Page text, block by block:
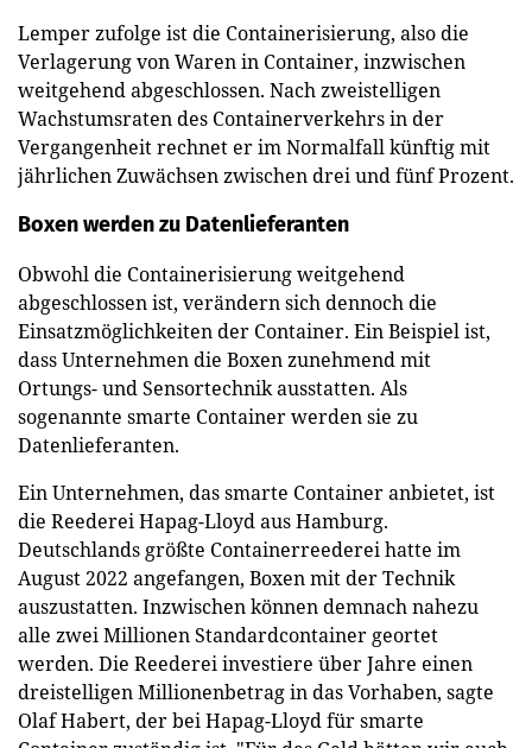
Lemper zufolge ist die Containerisierung, also die
Verlagerung von Waren in Container, inzwischen
weitgehend abgeschlossen. Nach zweistelligen
Wachstumsraten des Containerverkehrs in der
Vergangenheit rechnet er im Normalfall künftig mit
jährlichen Zuwächsen zwischen drei und fünf Prozent.
Boxen werden zu Datenlieferanten
Obwohl die Containerisierung weitgehend
abgeschlossen ist, verändern sich dennoch die
Einsatzmöglichkeiten der Container. Ein Beispiel ist,
dass Unternehmen die Boxen zunehmend mit
Ortungs- und Sensortechnik ausstatten. Als
sogenannte smarte Container werden sie zu
Datenlieferanten.
Ein Unternehmen, das smarte Container anbietet, ist
die Reederei Hapag-Lloyd aus Hamburg.
Deutschlands größte Containerreederei hatte im
August 2022 angefangen, Boxen mit der Technik
auszustatten. Inzwischen können demnach nahezu
alle zwei Millionen Standardcontainer geortet
werden. Die Reederei investiere über Jahre einen
dreistelligen Millionenbetrag in das Vorhaben, sagte
Olaf Habert, der bei Hapag-Lloyd für smarte